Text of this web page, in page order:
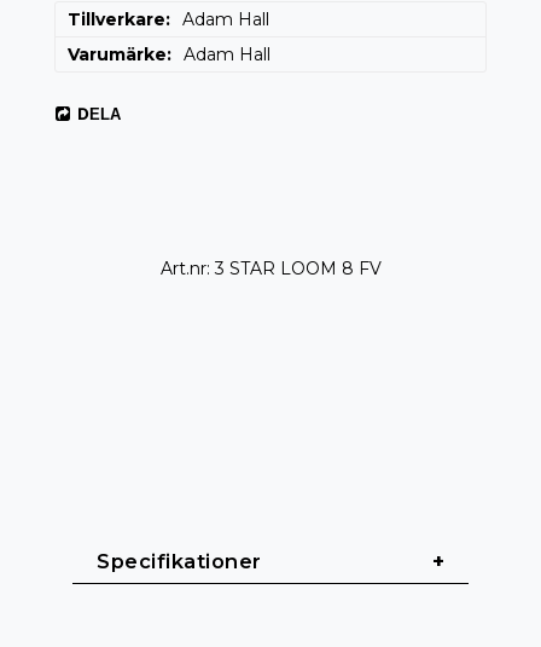
Tillverkare
Adam Hall
Varumärke
Adam Hall
DELA
Art.nr: 3 STAR LOOM 8 FV
Specifikationer